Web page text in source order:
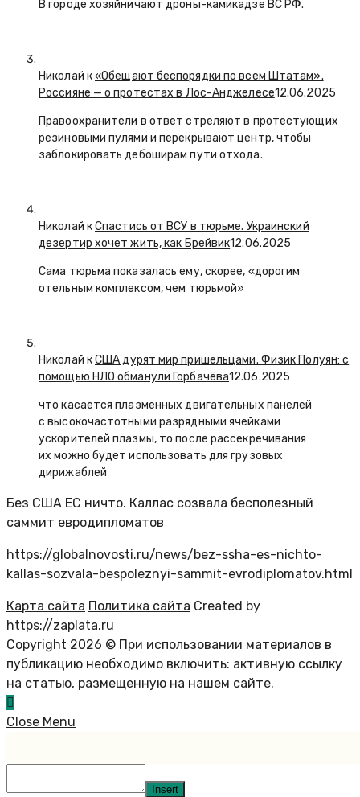
В городе хозяйничают дроны-камикадзе ВС РФ.
Николай к«Обещают беспорядки по всем Штатам».
Россияне — о протестах в Лос-Анджелесе12.06.2025
Правоохранители в ответ стреляют в протестующих
резиновыми пулями и перекрывают центр, чтобы
заблокировать дебоширам пути отхода.
Николай кСпастись от ВСУ в тюрьме. Украинский
дезертир хочет жить, как Брейвик12.06.2025
Сама тюрьма показалась ему, скорее, «дорогим
отельным комплексом, чем тюрьмой»
Николай кСША дурят мир пришельцами. Физик Полуян: с
помощью НЛО обманули Горбачёва12.06.2025
что касается плазменных двигательных панелей
с высокочастотными разрядными ячейками
ускорителей плазмы, то после рассекречивания
их можно будет использовать для грузовых
дирижаблей
Без США ЕС ничто. Каллас созвала бесполезный
саммит евродипломатов
https://globalnovosti.ru/news/bez-ssha-es-nichto-
kallas-sozvala-bespoleznyi-sammit-evrodiplomatov.html
Карта сайта Политика сайта Created by
https://zaplata.ru
Copyright 2026 © При использовании материалов в
публикацию необходимо включить: активную ссылку
на статью, размещенную на нашем сайте.
Close Menu
Insert